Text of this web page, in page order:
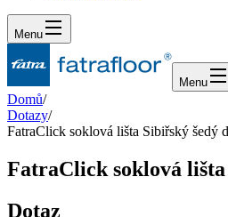
Menu
Menu
Domů/
Dotazy/
FatraClick soklová lišta Sibiřský šedý
FatraClick soklová
Dotaz